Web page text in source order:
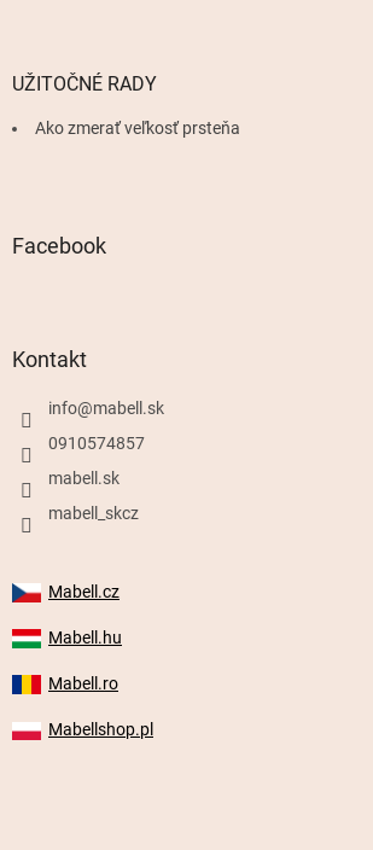
UŽITOČNÉ RADY
Ako zmerať veľkosť prsteňa
Facebook
Kontakt
info@mabell.sk
0910574857
mabell.sk
mabell_skcz
Mabell.cz
Mabell.hu
Mabell.ro
Mabellshop.pl